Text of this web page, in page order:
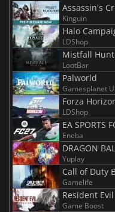
Assassin's
Kinguin
Halo
LDShop
Mistfall
LootBar
Palworld
Gamesplanet
Forza
LDShop
EA SPORTS
Eneba
Yuplay
Call of Duty
Gamelife
Resident
Game Boost